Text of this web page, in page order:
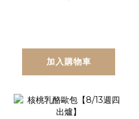
加入購物車